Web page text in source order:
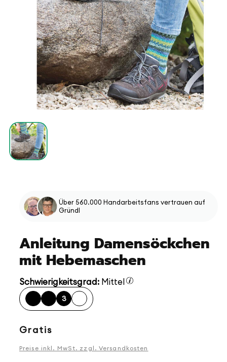
Über 560.000 Handarbeitsfans vertrauen auf
Gründl
Anleitung Damensöckchen
mit Hebemaschen
Schwierigkeitsgrad: Mittel
3
Normaler
Preis
Gratis
Preise inkl. MwSt. zzgl. Versandkosten